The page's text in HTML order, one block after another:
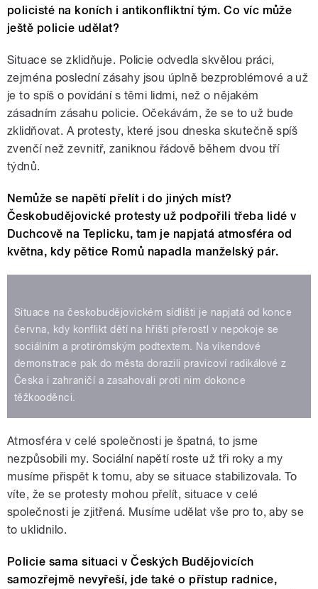
policisté na koních i antikonfliktní tým. Co víc může
ještě policie udělat?
Situace se zklidňuje. Policie odvedla skvělou práci,
zejména poslední zásahy jsou úplně bezproblémové a už
je to spíš o povídání s těmi lidmi, než o nějakém
zásadním zásahu policie. Očekávám, že se to už bude
zklidňovat. A protesty, které jsou dneska skutečně spíš
zvenčí než zevnitř, zaniknou řádově během dvou tří
týdnů.
Nemůže se napětí přelít i do jiných míst?
Českobudějovické protesty už podpořili třeba lidé v
Duchcově na Teplicku, tam je napjatá atmosféra od
května, kdy pětice Romů napadla manželský pár.
Situace na českobudějovickém sídlišti je napjatá od konce
června, kdy konflikt dětí na hřišti přerostl v nepokoje se
sociálním a protirómským podtextem. Na víkendové
demonstrace pak do města dorazili pravicoví radikálové z
Česka i zahraničí a zasahovali proti nim dokonce
těžkooděnci.
Atmosféra v celé společnosti je špatná, to jsme
nezpůsobili my. Sociální napětí roste už tři roky a my
musíme přispět k tomu, aby se situace stabilizovala. To
víte, že se protesty mohou přelít, situace v celé
společnosti je zjitřená. Musíme udělat vše pro to, aby se
to uklidnilo.
Policie sama situaci v Českých Budějovicích
samozřejmě nevyřeší, jde také o přístup radnice,